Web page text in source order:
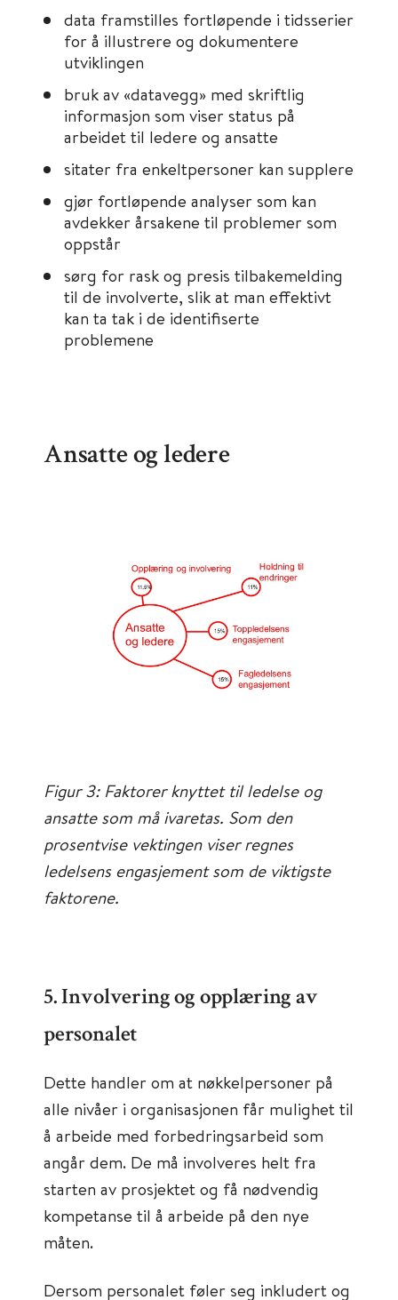
data framstilles fortløpende i tidsserier
for å illustrere og dokumentere
utviklingen
bruk av «datavegg» med skriftlig
informasjon som viser status på
arbeidet til ledere og ansatte
sitater fra enkeltpersoner kan supplere
gjør fortløpende analyser som kan
avdekker årsakene til problemer som
oppstår
sørg for rask og presis tilbakemelding
til de involverte, slik at man effektivt
kan ta tak i de identifiserte
problemene
Ansatte og ledere
Figur 3: Faktorer knyttet til ledelse og
ansatte som må ivaretas. Som den
prosentvise vektingen viser regnes
ledelsens engasjement som de viktigste
faktorene.
5. Involvering og opplæring av
personalet
Dette handler om at nøkkelpersoner på
alle nivåer i organisasjonen får mulighet til
å arbeide med forbedringsarbeid som
angår dem. De må involveres helt fra
starten av prosjektet og få nødvendig
kompetanse til å arbeide på den nye
måten.
Dersom personalet føler seg inkludert og